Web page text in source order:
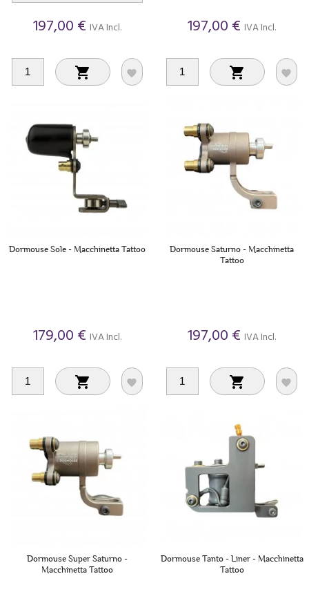
197,00 € IVA Incl.
 
197,00 € IVA Incl.
 
Dormouse Sole - Macchinetta Tattoo
179,00 € IVA Incl.
 
Dormouse Saturno - Macchinetta
Tattoo
197,00 € IVA Incl.
 
Dormouse Super Saturno -
Macchinetta Tattoo
Dormouse Tanto - Liner - Macchinetta
Tattoo